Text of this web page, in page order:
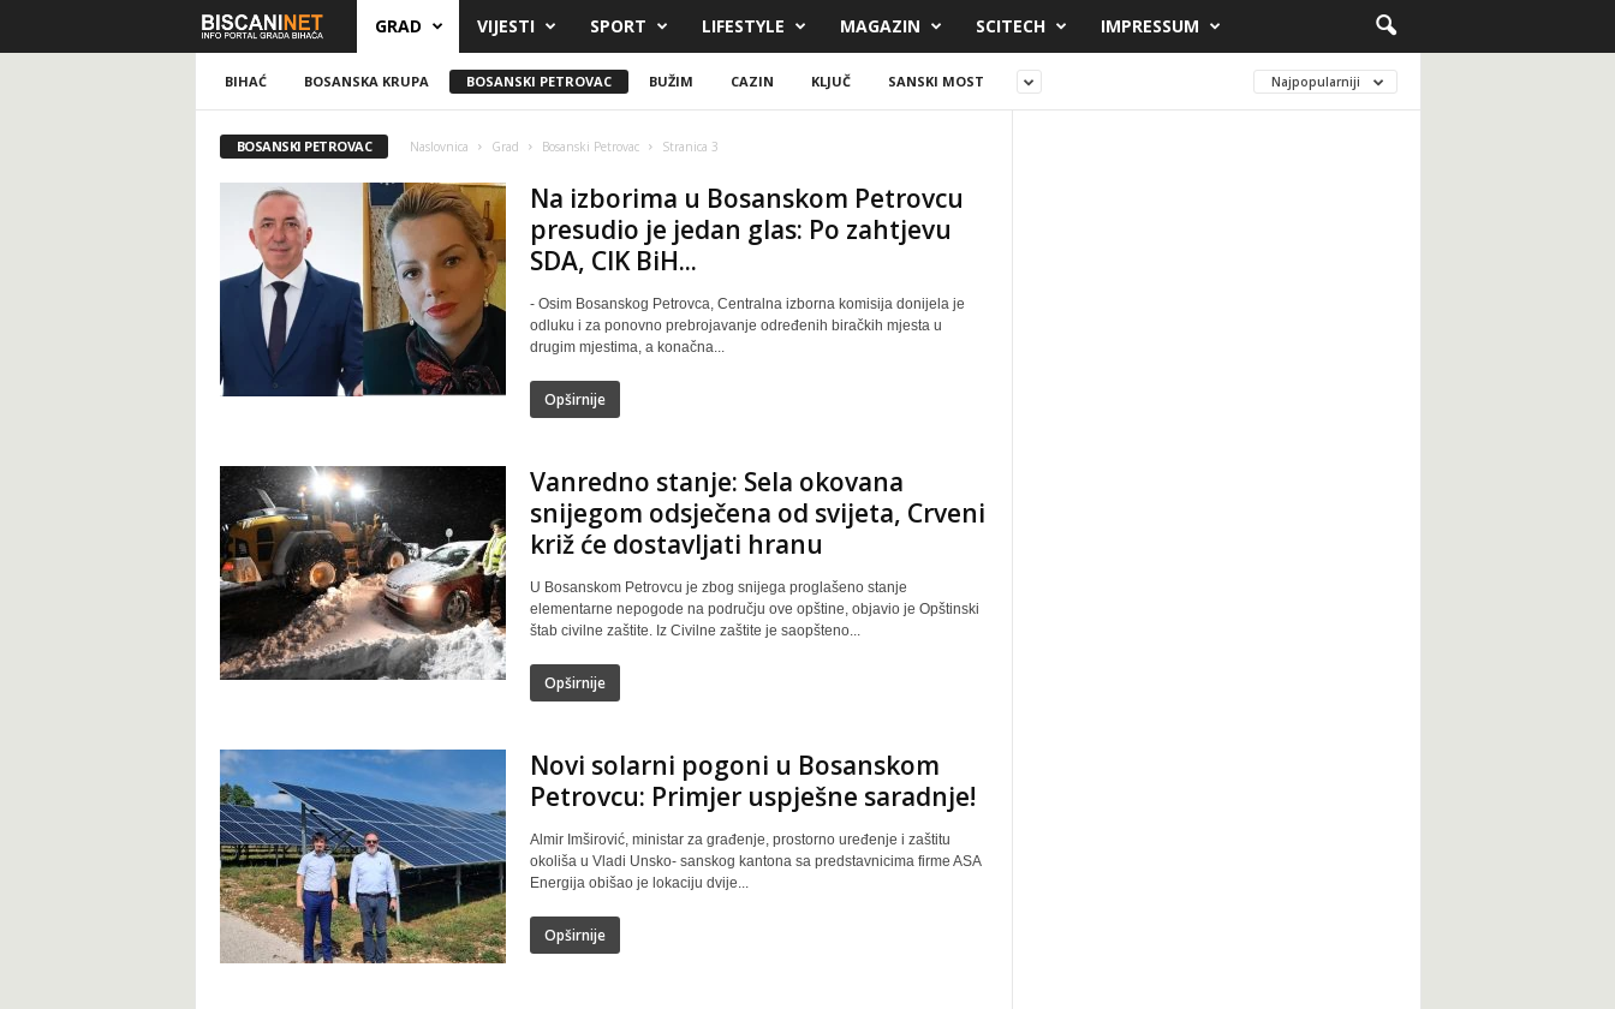
i
s
c
n
.
e
t
GRAD VIJESTI SPORT LIFESTYLE MAGAZIN SCITECH IMPRESSUM
BIHAĆ BOSANSKA KRUPA BOSANSKI PETROVAC BUŽIM CAZIN KLJUČ SANSKI MOST Najpopularniji
BOSANSKI PETROVAC Naslovnica Grad Bosanski Petrovac Stranica 3
Na izborima u Bosanskom Petrovcu
presudio je jedan glas: Po zahtjevu
SDA, CIK BiH...
- Osim Bosanskog Petrovca, Centralna izborna komisija donijela je
odluku i za ponovno prebrojavanje određenih biračkih mjesta u
drugim mjestima, a konačna...
Opširnije
Vanredno stanje: Sela okovana
snijegom odsječena od svijeta, Crveni
križ će dostavljati hranu
U Bosanskom Petrovcu je zbog snijega proglašeno stanje
elementarne nepogode na području ove opštine, objavio je Opštinski
štab civilne zaštite. Iz Civilne zaštite je saopšteno...
Opširnije
Novi solarni pogoni u Bosanskom
Petrovcu: Primjer uspješne saradnje!
Almir Imširović, ministar za građenje, prostorno uređenje i zaštitu
okoliša u Vladi Unsko- sanskog kantona sa predstavnicima firme ASA
Energija obišao je lokaciju dvije...
Opširnije